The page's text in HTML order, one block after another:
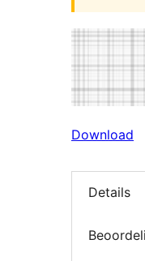
Download
Details